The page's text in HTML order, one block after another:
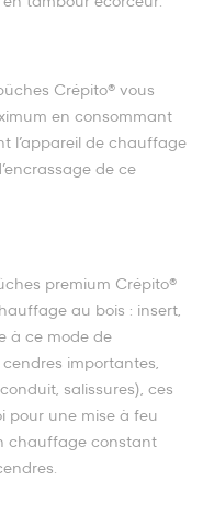
Crépito® vous
en consommant
l’appareil de chauffage
de ce
premium Crépito®
au bois : insert,
à ce mode de
importantes,
salissures), ces
pour une mise à feu
chauffage constant